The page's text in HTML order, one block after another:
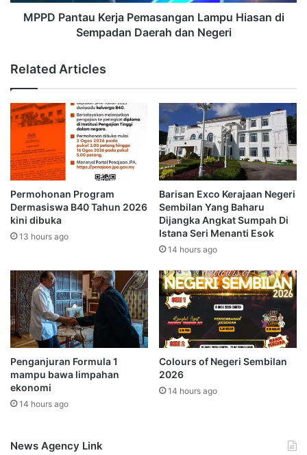
n
g
a
p
u
a
,
a
i
h
a
s
B
o
l
a
J
a
r
i
S
j
a
P
e
m
s
a
n
g
a
n
p
u
H
i
a
s
a
n
d
e
MPPD Pantau Kerja Pemasangan Lampu Hiasan di
Sempadan Daerah dan Negeri
Related Articles
Permohonan Program
Dermasiswa B40 Tahun 2026
kini dibuka
13 hours ago
Barisan Exco Kerajaan Negeri
Sembilan Yang Baharu
Dijangka Angkat Sumpah Di
Istana Seri Menanti Esok
14 hours ago
Penganjuran Formula 1
mampu bawa limpahan
ekonomi
14 hours ago
Colours of Negeri Sembilan
2026
14 hours ago
News Agency Link